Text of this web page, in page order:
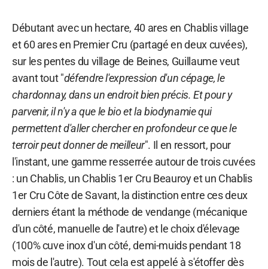
Débutant avec un hectare, 40 ares en Chablis village
et 60 ares en Premier Cru (partagé en deux cuvées),
sur les pentes du village de Beines, Guillaume veut
avant tout "défendre l'expression d'un cépage, le
chardonnay, dans un endroit bien précis. Et pour y
parvenir, il n'y a que le bio et la biodynamie qui
permettent d'aller chercher en profondeur ce que le
terroir peut donner de meilleur". Il en ressort, pour
l'instant, une gamme resserrée autour de trois cuvées
: un Chablis, un Chablis 1er Cru Beauroy et un Chablis
1er Cru Côte de Savant, la distinction entre ces deux
derniers étant la méthode de vendange (mécanique
d'un côté, manuelle de l'autre) et le choix d'élevage
(100% cuve inox d'un côté, demi-muids pendant 18
mois de l'autre). Tout cela est appelé à s'étoffer dès